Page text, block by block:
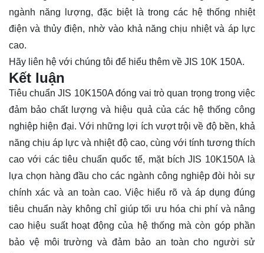
ngành năng lượng, đặc biệt là trong các hệ thống nhiệt
điện và thủy điện, nhờ vào khả năng chịu nhiệt và áp lực
cao.
Hãy liên hệ với chúng tôi để hiểu thêm về JIS 10K 150A.
Kết luận
Tiêu chuẩn JIS 10K150A đóng vai trò quan trọng trong việc
đảm bảo chất lượng và hiệu quả của các hệ thống công
nghiệp hiện đại. Với những lợi ích vượt trội về độ bền, khả
năng chịu áp lực và nhiệt độ cao, cùng với tính tương thích
cao với các tiêu chuẩn quốc tế, mặt bích JIS 10K150A là
lựa chọn hàng đầu cho các ngành công nghiệp đòi hỏi sự
chính xác và an toàn cao. Việc hiểu rõ và áp dụng đúng
tiêu chuẩn này không chỉ giúp tối ưu hóa chi phí và nâng
cao hiệu suất hoạt động của hệ thống mà còn góp phần
bảo vệ môi trường và đảm bảo an toàn cho người sử